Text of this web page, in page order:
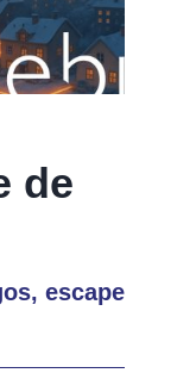
de
escape